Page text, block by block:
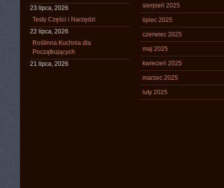
23 lipca, 2026
Testy Części i Narzędzi
22 lipca, 2026
Roślinna Kuchnia dla
Początkujących
21 lipca, 2026
sierpień 2025
lipiec 2025
czerwiec 2025
maj 2025
kwiecień 2025
marzec 2025
luty 2025